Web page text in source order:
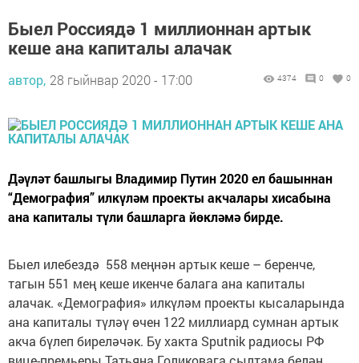
Быел Россиядә 1 миллионнан артык
кеше ана капиталы алачак
автор, 28 гыйнвар 2020 - 17:00 4374 0 0
Дәүләт башлыгы Владимир Путин 2020 ел башыннан
“Демография” илкүләм проекты акчалары хисабына
ана капиталы түли башларга йөкләмә бирде.
Быел илебездә 558 меңнән артык кеше – беренче,
тагын 551 мең кеше икенче балага ана капиталы
алачак. «Демография» илкүләм проекты кысаларында
ана капиталы түләү өчен 122 миллиард сумнан артык
акча бүлеп биреләчәк. Бу хакта Sputnik радиосы РФ